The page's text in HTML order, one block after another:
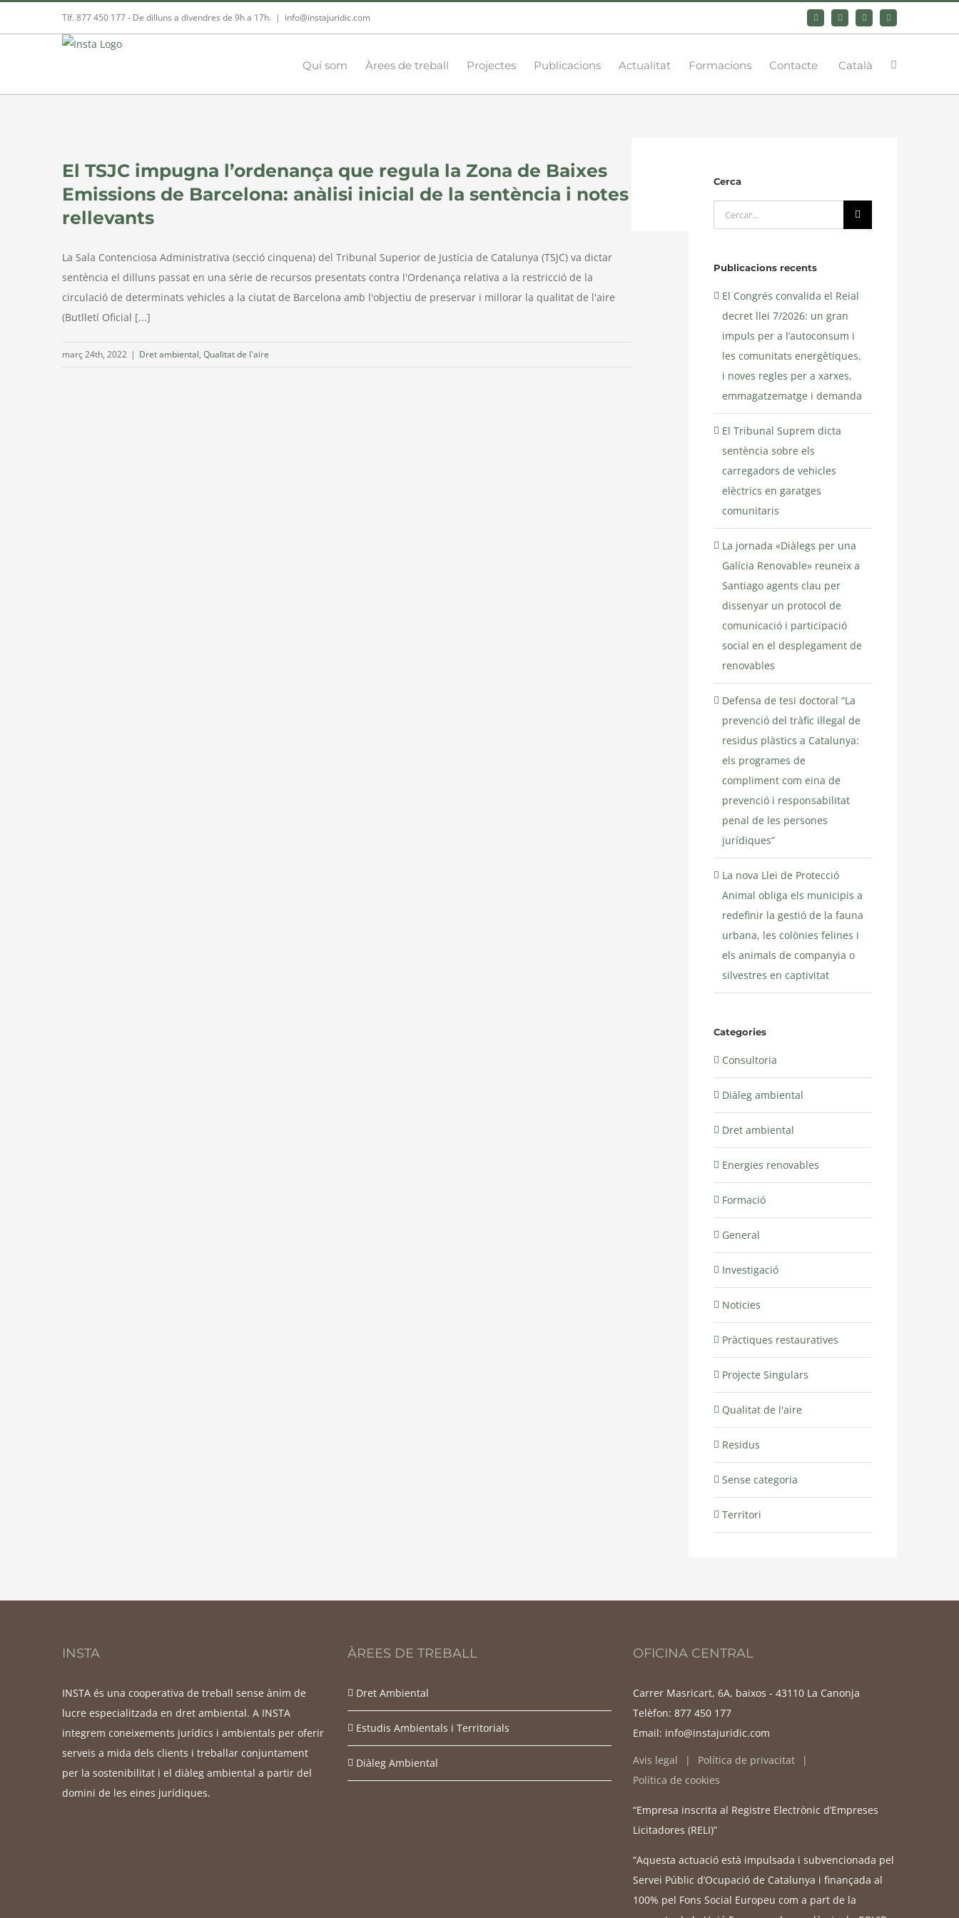
Tlf. 877 450 177‬ - De dilluns a divendres de 9h a 17h. | info@instajuridic.com BlueskyLinkedInYouTubeInstagram
Qui som Àrees de treball Projectes Publicacions Actualitat Formacions Contacte Català
El TSJC impugna l’ordenança que regula la Zona de Baixes
Emissions de Barcelona: anàlisi inicial de la sentència i notes
rellevants
La Sala Contenciosa Administrativa (secció cinquena) del Tribunal Superior de Justícia de Catalunya (TSJC) va dictar
sentència el dilluns passat en una sèrie de recursos presentats contra l'Ordenança relativa a la restricció de la
circulació de determinats vehicles a la ciutat de Barcelona amb l'objectiu de preservar i millorar la qualitat de l'aire
(Butlletí Oficial [...]
març 24th, 2022 | Dret ambiental, Qualitat de l'aire
Cerca
Cerca
…
Publicacions recents
El Congrés convalida el Reial
decret llei 7/2026: un gran
impuls per a l’autoconsum i
les comunitats energètiques,
i noves regles per a xarxes,
emmagatzematge i demanda
El Tribunal Suprem dicta
sentència sobre els
carregadors de vehicles
elèctrics en garatges
comunitaris
La jornada «Diàlegs per una
Galícia Renovable» reuneix a
Santiago agents clau per
dissenyar un protocol de
comunicació i participació
social en el desplegament de
renovables
Defensa de tesi doctoral “La
prevenció del tràfic il·legal de
residus plàstics a Catalunya:
els programes de
compliment com eina de
prevenció i responsabilitat
penal de les persones
jurídiques”
La nova Llei de Protecció
Animal obliga els municipis a
redefinir la gestió de la fauna
urbana, les colònies felines i
els animals de companyia o
silvestres en captivitat
Categories
Consultoria
Diàleg ambiental
Dret ambiental
Energies renovables
Formació
General
Investigació
Noticies
Pràctiques restauratives
Projecte Singulars
Qualitat de l'aire
Residus
Sense categoria
Territori
INSTA
INSTA és una cooperativa de treball sense ànim de
lucre especialitzada en dret ambiental. A INSTA
integrem coneixements jurídics i ambientals per oferir
serveis a mida dels clients i treballar conjuntament
per la sostenibilitat i el diàleg ambiental a partir del
domini de les eines jurídiques.
ÀREES DE TREBALL
Dret Ambiental
Estudis Ambientals i Territorials
Diàleg Ambiental
OFICINA CENTRAL
Carrer Masricart, 6A, baixos - 43110 La Canonja
Telèfon: 877 450 177
Email: info@instajuridic.com
Avis legal
Política de privacitat
Política de cookies
“Empresa inscrita al Registre Electrònic d’Empreses
Licitadores (RELI)”
“Aquesta actuació està impulsada i subvencionada pel
Servei Públic d’Ocupació de Catalunya i finançada al
100% pel Fons Social Europeu com a part de la